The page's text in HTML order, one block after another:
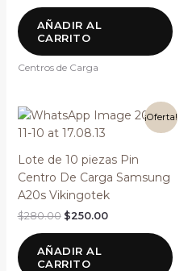
AÑADIR AL
CARRITO
Centros de Carga
¡Oferta!
Lote de 10 piezas Pin
Centro De Carga Samsung
A20s Vikingotek
$280.00
El
precio
original
$280.00.
$250.00
El
precio
$250.00.
AÑADIR AL
CARRITO